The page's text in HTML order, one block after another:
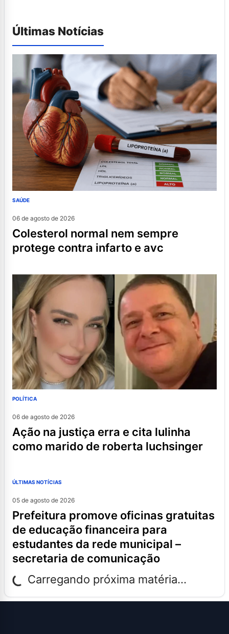
Últimas Notícias
SAÚDE
06 de agosto de 2026
colesterol normal nem sempre
protege contra infarto e avc
POLÍTICA
06 de agosto de 2026
ação na justiça erra e cita lulinha
como marido de roberta luchsinger
ÚLTIMAS NOTÍCIAS
05 de agosto de 2026
prefeitura promove oficinas gratuitas
de educação financeira para
estudantes da rede municipal –
secretaria de comunicação
Carregando próxima matéria...